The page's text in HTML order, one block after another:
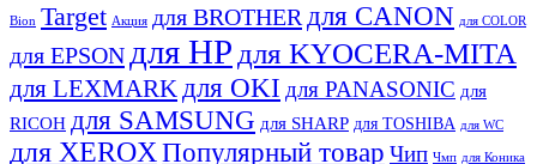
Bion Target Акция для BROTHER для CANON для COLOR
для EPSON для HP для KYOCERA-MITA
для LEXMARK для OKI для PANASONIC для
RICOH для SAMSUNG для SHARP для TOSHIBA для WC
для XEROX Популярный товар Чип Чмп для Коника